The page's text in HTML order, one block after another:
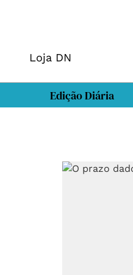
Loja DN
Edição Diária